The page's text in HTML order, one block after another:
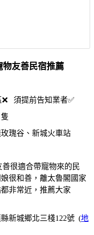
物友善民宿推薦
須提前告知業者✅
玫瑰谷、新城火車站
善很適合帶寵物來的民
很和善，離太魯閣國家
非常近，推薦大家
新城鄉北三棧122號 (地